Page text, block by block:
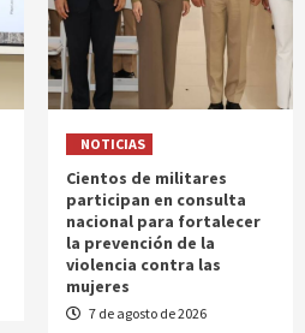
NOTICIAS
Cientos de militares
participan en consulta
nacional para fortalecer
la prevención de la
violencia contra las
mujeres
7 de agosto de 2026